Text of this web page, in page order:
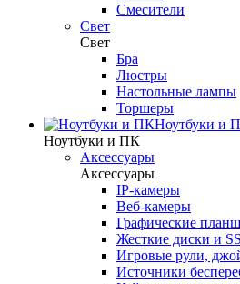
Смесители
Свет
Свет
Бра
Люстры
Настольные лампы
Торшеры
Ноутбуки и
Ноутбуки и ПК
Аксессуары
Аксессуары
IP-камеры
Веб-камеры
Графические
Жесткие диски и
Игровые рули,
Источники